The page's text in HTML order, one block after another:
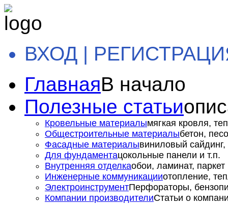
ВХОД |
ГлавнаяВ начало
Полезные статьи
Кровельные материалымягкая кровля,
Общестроительные материалыбетон,
Фасадные материалывиниловый сайдинг,
Для фундаментацокольные панели и т.п.
Внутренняя отделкаобои, ламинат, паркет
Инженерные коммуникацииотопление,
ЭлектроинструментПерфораторы,
Компании производителиСтатьи о